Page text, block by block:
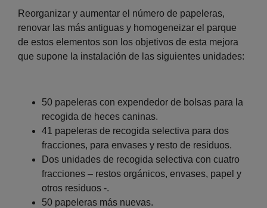
Reorganizar y aumentar el número de papeleras,
renovar las más antiguas y homogeneizar el parque
de estos elementos son los objetivos de esta mejora
que supone la instalación de las siguientes unidades:
50 papeleras con expendedor de bolsas para la
recogida de heces caninas.
41 papeleras de recogida selectiva para dos
fracciones, para envases y resto de residuos.
Dos unidades de recogida selectiva con cuatro
fracciones – restos orgánicos, envases, papel y
otros residuos -.
50 papeleras más nuevas.